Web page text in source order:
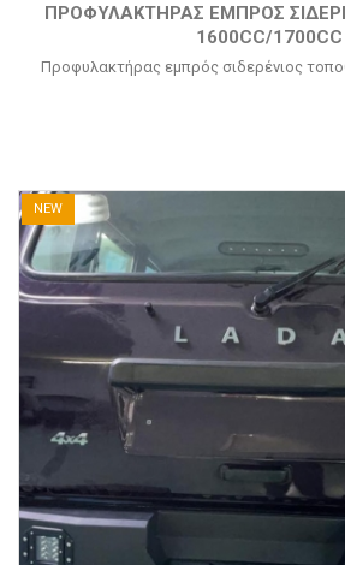
ΠΡΟΦΥΛΑΚΤΉΡΑΣ ΕΜΠΡΌΣ
1600CC/1700CC
Προφυλακτήρας εμπρός σιδερένιος
NEW